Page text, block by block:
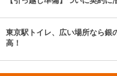
東京駅トイレ、広い場所なら銀
高！